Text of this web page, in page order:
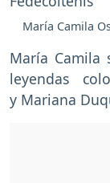
María Camila
María Camila
leyendas
y Mariana